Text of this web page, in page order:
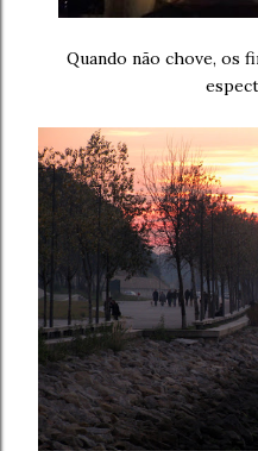
Quando não chove, os